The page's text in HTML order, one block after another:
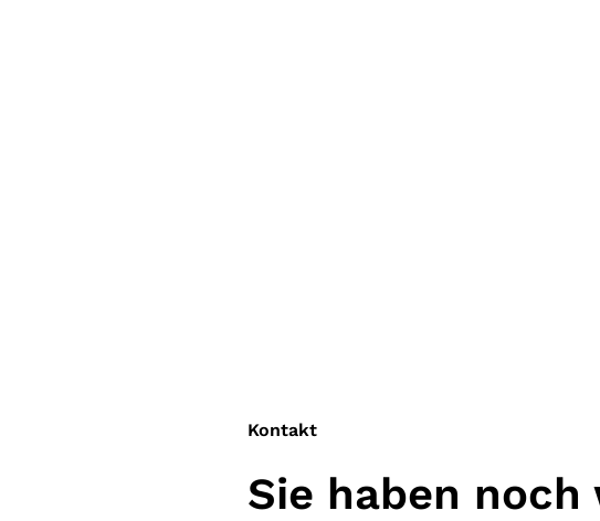
Kontakt
Sie haben noch